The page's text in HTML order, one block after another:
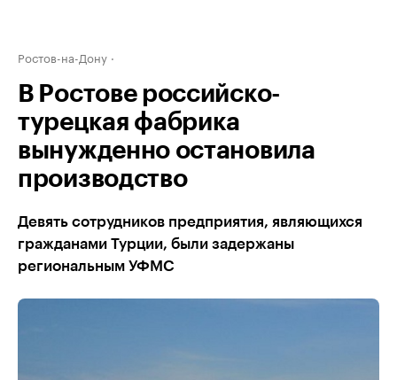
Ростов-на-Дону
В Ростове российско-
турецкая фабрика
вынужденно остановила
производство
Девять сотрудников предприятия, являющихся
гражданами Турции, были задержаны
региональным УФМС